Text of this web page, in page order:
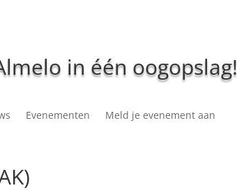
in één oogopslag!
Evenementen Meld je evenement aan